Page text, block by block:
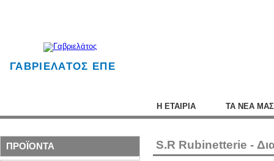
ΓΑΒΡΙΕΛΑΤΟΣ ΕΠΕ
Η ΕΤΑΙΡΙΑ ΤΑ ΝΕΑ ΜΑΣ
ΠΡΟΪΟΝΤΑ S.R Rubinetterie -